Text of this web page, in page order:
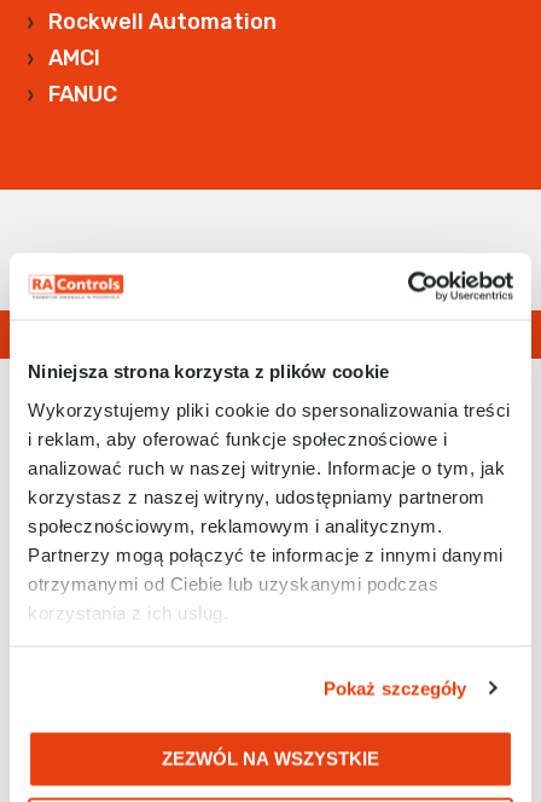
Niniejsza strona korzysta z plików cookie
Wykorzystujemy pliki cookie do spersonalizowania treści
i reklam, aby oferować funkcje społecznościowe i
analizować ruch w naszej witrynie. Informacje o tym, jak
korzystasz z naszej witryny, udostępniamy partnerom
społecznościowym, reklamowym i analitycznym.
Partnerzy mogą połączyć te informacje z innymi danymi
otrzymanymi od Ciebie lub uzyskanymi podczas
korzystania z ich usług.
Pokaż szczegóły
ZEZWÓL NA WSZYSTKIE
Rockwell Automation
AMCI
FANUC
Tel. 32 788 77 00
E-mail: biuro@racontrols.pl
RAControls Sp. z o.o.
ul. Kościuszki 112
40-519 Katowice